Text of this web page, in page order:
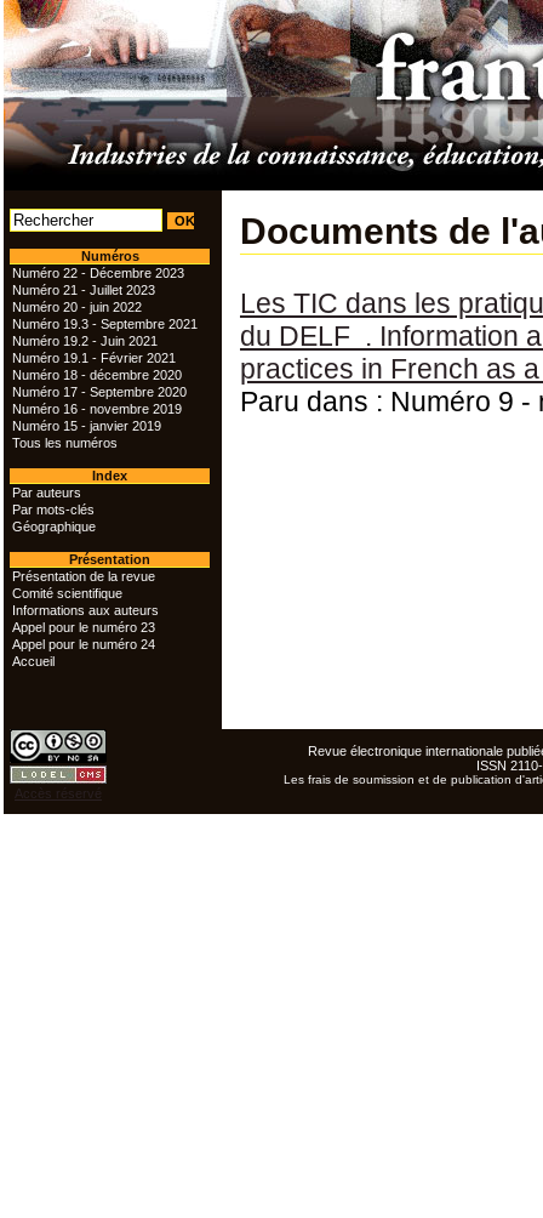
Numéros
Numéro 22 - Décembre 2023
Numéro 21 - Juillet 2023
Numéro 20 - juin 2022
Numéro 19.3 - Septembre 2021
Numéro 19.2 - Juin 2021
Numéro 19.1 - Février 2021
Numéro 18 - décembre 2020
Numéro 17 - Septembre 2020
Numéro 16 - novembre 2019
Numéro 15 - janvier 2019
Tous les numéros
Index
Par auteurs
Par mots-clés
Géographique
Présentation
Présentation de la revue
Comité scientifique
Informations aux auteurs
Appel pour le numéro 23
Appel pour le numéro 24
Accueil
Documents de
Les TIC dans les
du DELF . Information
practices in French as
Paru dans : Numéro 9 -
Accès réservé
Revue électronique internationale
ISSN
Les frais de soumission et de publication